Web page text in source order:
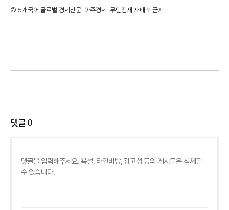
©'5개국어 글로벌 경제신문' 아주경제. 무단전재·재배포 금지
댓글0